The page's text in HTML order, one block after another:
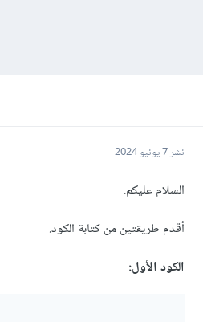
نشر7 يونيو 2024
السلام عليكم.
أقدم طريقتين من كتابة الكود.
الكود الأول: